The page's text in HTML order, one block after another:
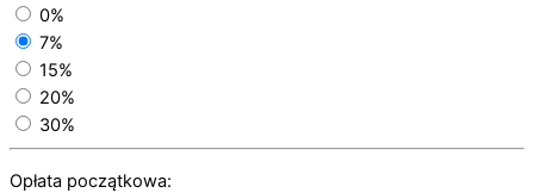
0%
7%
15%
20%
30%
Opłata początkowa: